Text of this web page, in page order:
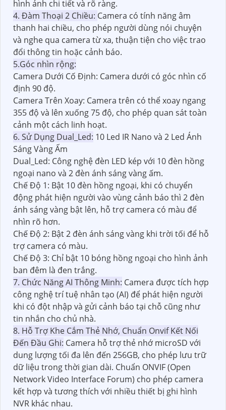
hình ảnh chi tiết và rõ ràng.
4. Đàm Thoại 2 Chiều: Camera có tính năng âm
thanh hai chiều, cho phép người dùng nói chuyện
và nghe qua camera từ xa, thuận tiện cho việc trao
đổi thông tin hoặc cảnh báo.
5.Góc nhìn rộng:
Camera Dưới Cố Định: Camera dưới có góc nhìn cố
định 90 độ.
Camera Trên Xoay: Camera trên có thể xoay ngang
355 độ và lên xuống 75 độ, cho phép quan sát toàn
cảnh một cách linh hoạt.
6. Sử Dụng Dual_Led: 10 Led IR Nano và 2 Led Ánh
Sáng Vàng Ấm
Dual_Led: Công nghệ đèn LED kép với 10 đèn hồng
ngoại nano và 2 đèn ánh sáng vàng ấm.
Chế Độ 1: Bật 10 đèn hồng ngoại, khi có chuyển
động phát hiện người vào vùng cảnh báo thì 2 đèn
ánh sáng vàng bật lên, hỗ trợ camera có màu để
nhìn rõ hơn.
Chế Độ 2: Bật 2 đèn ánh sáng vàng khi trời tối để hỗ
trợ camera có màu.
Chế Độ 3: Chỉ bật 10 bóng hồng ngoại cho hình ảnh
ban đêm là đen trắng.
7. Chức Năng AI Thông Minh: Camera được tích hợp
công nghệ trí tuệ nhân tạo (AI) để phát hiện người
khi có đột nhập và gửi cảnh báo tại chỗ cũng như
tin nhắn cho chủ nhà.
8. Hỗ Trợ Khe Cắm Thẻ Nhớ, Chuẩn Onvif Kết Nối
Đến Đầu Ghi: Camera hỗ trợ thẻ nhớ microSD với
dung lượng tối đa lên đến 256GB, cho phép lưu trữ
dữ liệu trong thời gian dài. Chuẩn ONVIF (Open
Network Video Interface Forum) cho phép camera
kết hợp và tương thích với nhiều thiết bị ghi hình
NVR khác nhau.